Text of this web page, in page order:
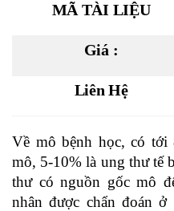
MÃ TÀI LIỆU
Giá :
Liên Hệ
Về mô bệnh học, có
mô, 5-10% là ung thư tế
thư có nguồn gốc mô
nhân được chẩn đoán